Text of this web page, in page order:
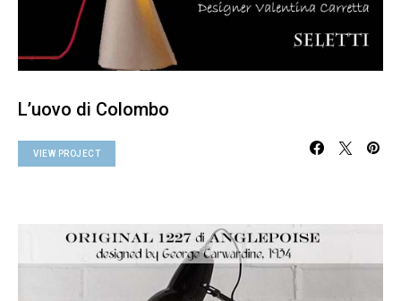
L’uovo di Colombo
VIEW PROJECT